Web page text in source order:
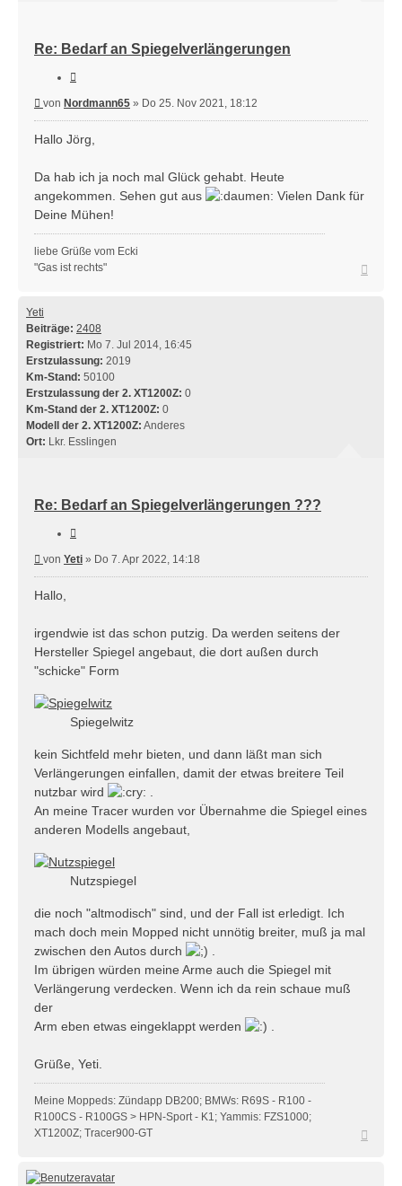
Re: Bedarf an Spiegelverlängerungen
Beitrag
von Nordmann65 » Do 25. Nov 2021, 18:12
Hallo Jörg,
Da hab ich ja noch mal Glück gehabt. Heute
angekommen. Sehen gut aus
Vielen Dank für
Deine Mühen!
liebe Grüße vom Ecki
"Gas ist rechts"
Yeti
Beiträge: 2408
Registriert: Mo 7. Jul 2014, 16:45
Erstzulassung: 2019
Km-Stand: 50100
Erstzulassung der 2. XT1200Z: 0
Km-Stand der 2. XT1200Z: 0
Modell der 2. XT1200Z: Anderes
Ort: Lkr. Esslingen
Re: Bedarf an Spiegelverlängerungen ???
Beitrag
von Yeti » Do 7. Apr 2022, 14:18
Hallo,
irgendwie ist das schon putzig. Da werden seitens der
Hersteller Spiegel angebaut, die dort außen durch
"schicke" Form
Spiegelwitz
kein Sichtfeld mehr bieten, und dann läßt man sich
Verlängerungen einfallen, damit der etwas breitere Teil
nutzbar wird
An meine Tracer wurden vor Übernahme die Spiegel eines
anderen Modells angebaut,
Nutzspiegel
die noch "altmodisch" sind, und der Fall ist erledigt. Ich
mach doch mein Mopped nicht unnötig breiter, muß ja mal
zwischen den Autos durch
Im übrigen würden meine Arme auch die Spiegel mit
Verlängerung verdecken. Wenn ich da rein schaue muß
der
Arm eben etwas eingeklappt werden
Grüße, Yeti.
Meine Moppeds: Zündapp DB200; BMWs: R69S - R100 -
R100CS - R100GS > HPN-Sport - K1; Yammis: FZS1000;
XT1200Z; Tracer900-GT